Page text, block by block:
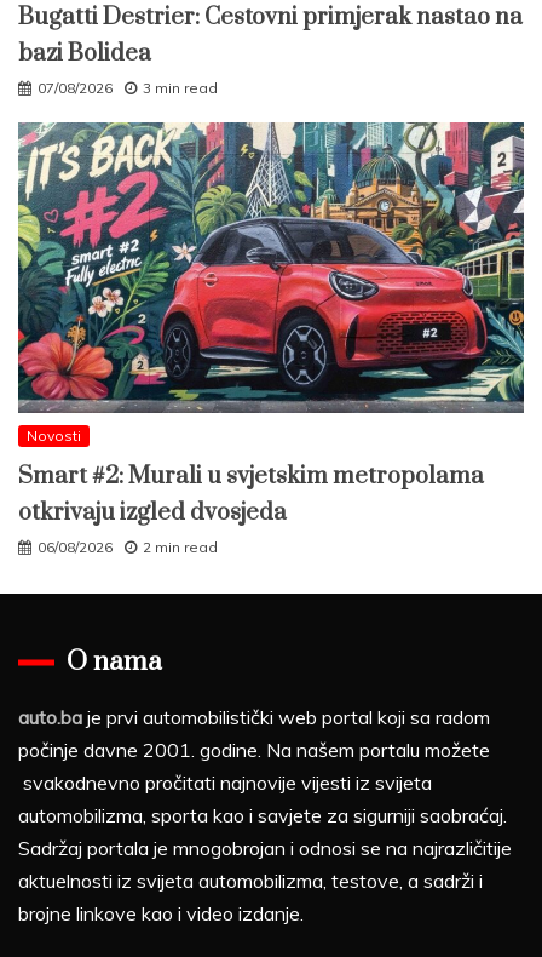
Bugatti Destrier: Cestovni primjerak nastao na
bazi Bolidea
07/08/2026 3 min read
Novosti
Smart #2: Murali u svjetskim metropolama
otkrivaju izgled dvosjeda
06/08/2026 2 min read
O nama
auto.ba je prvi automobilistički web portal koji sa radom
počinje davne 2001. godine. Na našem portalu možete
svakodnevno pročitati najnovije vijesti iz svijeta
automobilizma, sporta kao i savjete za sigurniji saobraćaj.
Sadržaj portala je mnogobrojan i odnosi se na najrazličitije
aktuelnosti iz svijeta automobilizma, testove, a sadrži i
brojne linkove kao i video izdanje.